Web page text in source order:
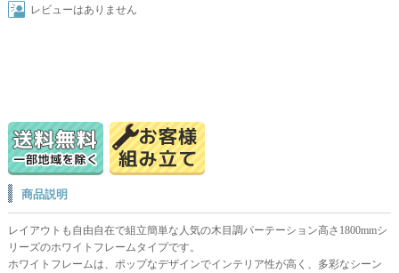
レビューはありません
商品説明
レイアウトも自由自在で組立簡単な人気の木目調パーテーション高さ1800mmシ
リーズのホワイトフレームタイプです。
ホワイトフレームは、ポップなデザインでインテリア性が高く、多彩なシーン